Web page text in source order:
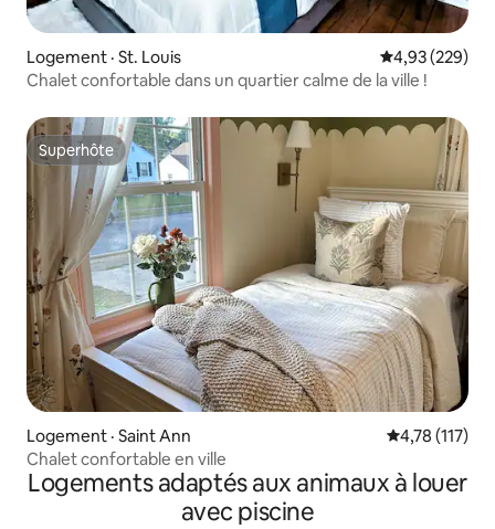
Logement · St. Louis Note
4,93 (229)
Chalet confortable dans un quartier calme de la ville !
Superhôte
Superhôte
Logement · Saint Ann Note
4,78 (117)
Chalet confortable en ville
Logements adaptés aux animaux à louer
avec piscine